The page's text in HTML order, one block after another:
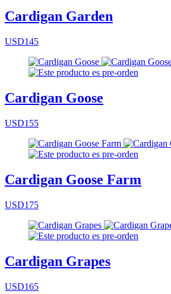
Cardigan Garden
USD145
Cardigan Goose
USD155
Cardigan Goose Farm
USD175
Cardigan Grapes
USD165